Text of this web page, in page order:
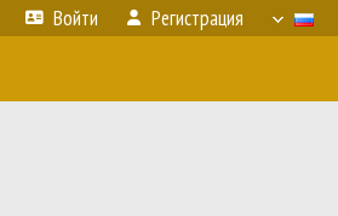
Войти Регистрация